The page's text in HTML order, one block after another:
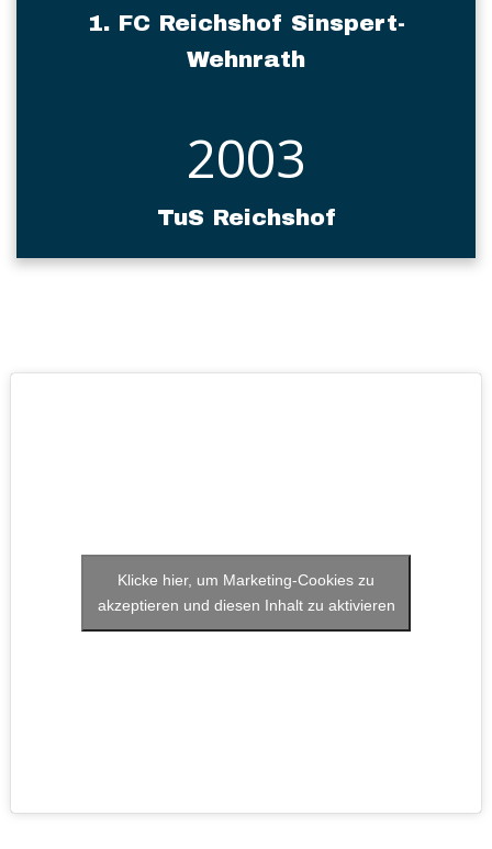
1. FC Reichshof Sinspert-
Wehnrath
2003
TuS Reichshof
Klicke hier, um Marketing-Cookies zu
akzeptieren und diesen Inhalt zu aktivieren